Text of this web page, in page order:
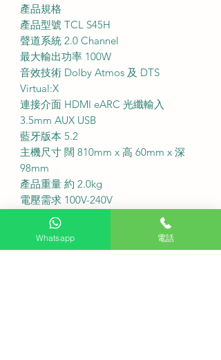
產品規格
產品型號 TCL S45H
聲道系統 2.0 Channel
最大輸出功率 100W
音效技術 Dolby Atmos 及 DTS
Virtual:X
連接介面 HDMI eARC 光纖輸入
3.5mm AUX USB
藍牙版本 5.2
主機尺寸 闊 810mm x 高 60mm x 深
98mm
產品重量 約 2.0kg
電壓需求 100V-240V
服務收費
安裝服務 不設安裝
Whatsapp 電話